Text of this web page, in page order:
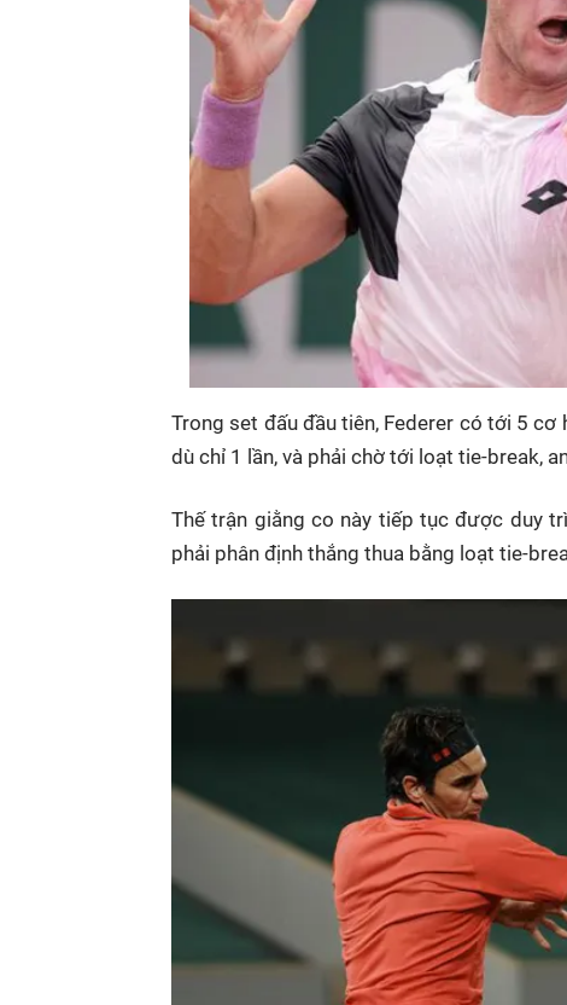
Trong set đấu đầu tiên, Federer có tới 5
dù chỉ 1 lần, và phải chờ tới loạt tie-break,
Thế trận giằng co này tiếp tục được duy
phải phân định thắng thua bằng loạt tie-